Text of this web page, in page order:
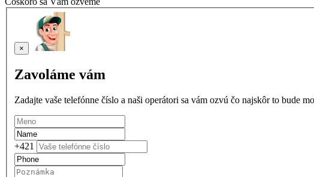
×
Zavoláme vám
Zadajte vaše telefónne číslo a naši operátori sa vám ozvú čo najskôr to bude
+421